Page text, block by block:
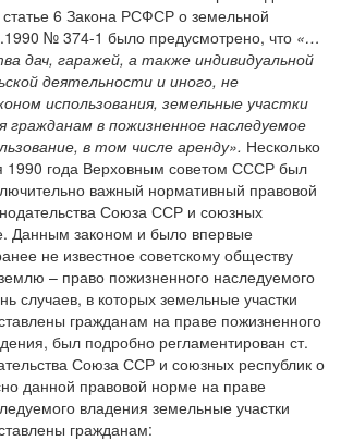
6 Закона РСФСР о земельной
№ 374-1 было предусмотрено, что «…
дач, гаражей, а также индивидуальной
деятельности и иного, не
использования, земельные участки
гражданам в пожизненное наследуемое
в том числе аренду». Несколько
1990 года Верховным советом СССР был
важный нормативный правовой
Союза ССР и союзных
Данным законом и было впервые
не известное советскому обществу
– право пожизненного наследуемого
случаев, в которых земельные участки
гражданам на праве пожизненного
был подробно регламентирован ст.
Союза ССР и союзных республик о
данной правовой норме на праве
владения земельные участки
гражданам: